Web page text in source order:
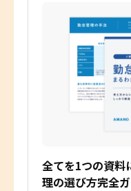
全てを1つの資料
理の選び方完全